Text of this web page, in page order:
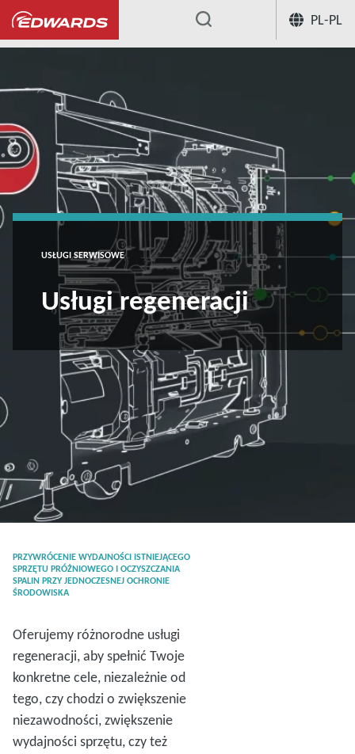
PL-PL
...
USŁUGI SERWISOWE
Usługi regeneracji
PRZYWRÓCENIE WYDAJNOŚCI ISTNIEJĄCEGO
SPRZĘTU PRÓŻNIOWEGO I OCZYSZCZANIA
SPALIN PRZY JEDNOCZESNEJ OCHRONIE
ŚRODOWISKA
Oferujemy różnorodne usługi
regeneracji, aby spełnić Twoje
konkretne cele, niezależnie od
tego, czy chodzi o zwiększenie
niezawodności, zwiększenie
wydajności sprzętu, czy też